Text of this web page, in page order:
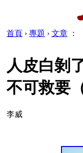
首頁 › 專題 › 文章 ：
人皮白剝
不可救要
李威